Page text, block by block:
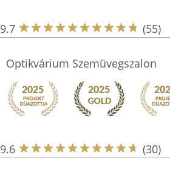
9.7 (55)
Optikvárium Szemüvegszalon
9.6 (30)